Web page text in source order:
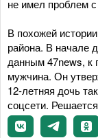
не имел проблем
В похожей
района. В начале
данным 47news, к
мужчина. Он
12-летняя дочь
соцсети.